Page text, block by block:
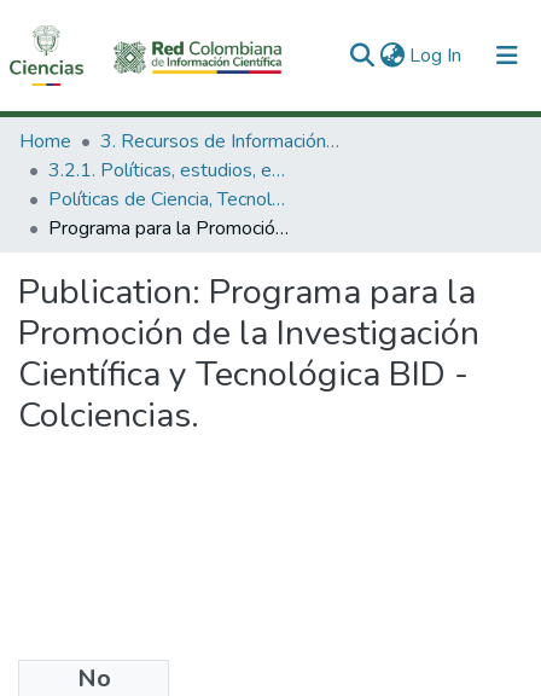
Log In (current)
Communities & Collections
All of DSpace
Statistics
Home
3. Recursos de Información Científica y Tecnológica
3.2.1. Políticas, estudios, evaluaciones e indicadores de CTeI
Políticas de Ciencia, Tecnología e Innovación
Programa para la Promoción de la Investigación Científica y Tecnológica BID - Colciencias.
Publication: Programa para la
Promoción de la Investigación
Científica y Tecnológica BID -
Colciencias.
No